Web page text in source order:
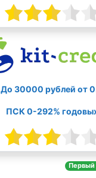
До 30000 рублей от
ПСК 0-292%
Первый